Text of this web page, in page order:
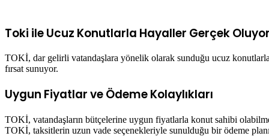
Toki ile Ucuz Konutlarla Hayaller Gerçek Oluyor
TOKİ, dar gelirli vatandaşlara yönelik olarak sunduğu ucuz
fırsat sunuyor.
Uygun Fiyatlar ve Ödeme Kolaylıkları
TOKİ, vatandaşların bütçelerine uygun fiyatlarla konut sahibi
TOKİ, taksitlerin uzun vade seçenekleriyle sunulduğu bir ödeme